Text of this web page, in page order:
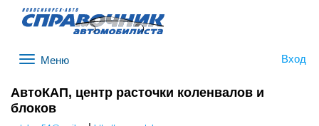
Вход
АвтоКАП, центр расточки коленвалов и
блоков